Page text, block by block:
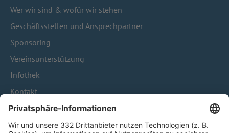
Wer wir sind & wofür wir stehen
Geschäftsstellen und Ansprechpartner
Sponsoring
Vereinsunterstützung
Infothek
Kontakt
HÄUFIG BESUCHTE SEITEN